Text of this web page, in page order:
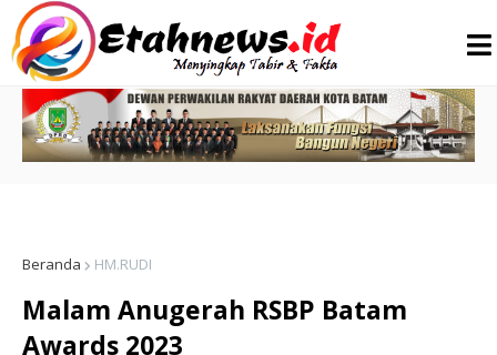
Beranda HM.RUDI
Malam Anugerah RSBP Batam
Awards 2023